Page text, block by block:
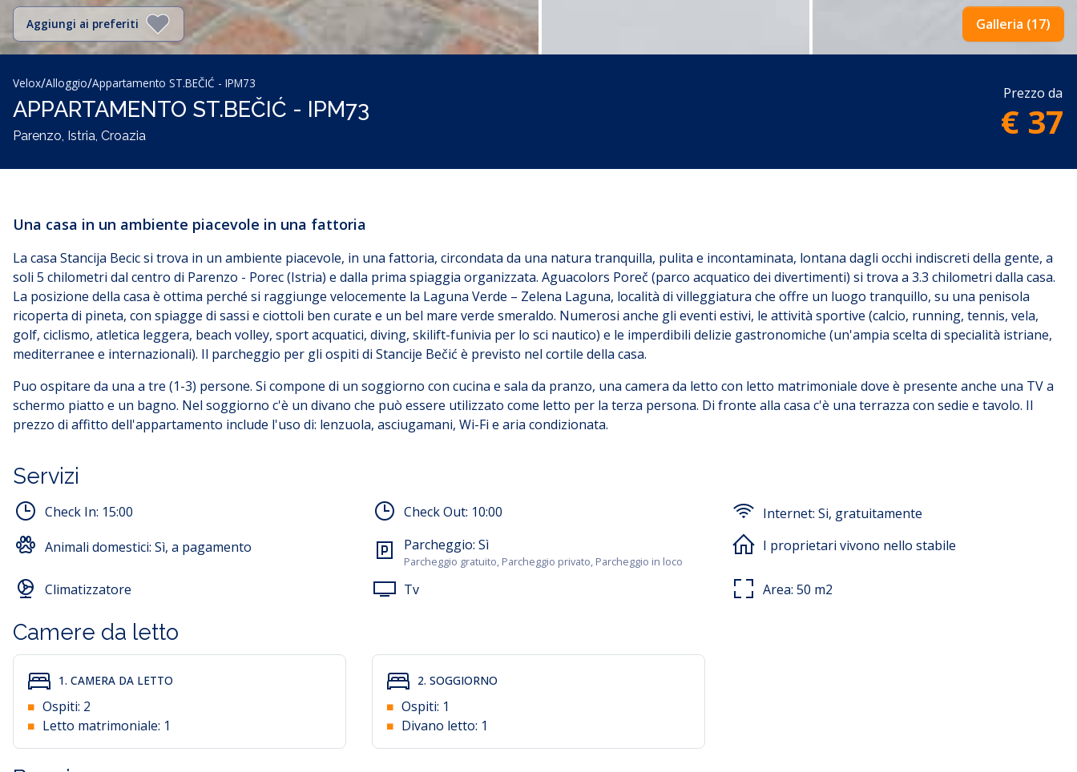
Aggiungi ai preferiti Galleria (17)
Velox/Alloggio/Appartamento ST.BEČIĆ - IPM73
APPARTAMENTO ST.BEČIĆ - IPM73
Parenzo, Istria, Croazia
Prezzo da
€ 37
Una casa in un ambiente piacevole in una fattoria
La casa Stancija Becic si trova in un ambiente piacevole, in una fattoria, circondata da una natura tranquilla, pulita e incontaminata, lontana dagli occhi indiscreti della gente, a
soli 5 chilometri dal centro di Parenzo - Porec (Istria) e dalla prima spiaggia organizzata. Aguacolors Poreč (parco acquatico dei divertimenti) si trova a 3.3 chilometri dalla casa.
La posizione della casa è ottima perché si raggiunge velocemente la Laguna Verde – Zelena Laguna, località di villeggiatura che offre un luogo tranquillo, su una penisola
ricoperta di pineta, con spiagge di sassi e ciottoli ben curate e un bel mare verde smeraldo. Numerosi anche gli eventi estivi, le attività sportive (calcio, running, tennis, vela,
golf, ciclismo, atletica leggera, beach volley, sport acquatici, diving, skilift-funivia per lo sci nautico) e le imperdibili delizie gastronomiche (un'ampia scelta di specialità istriane,
mediterranee e internazionali). Il parcheggio per gli ospiti di Stancije Bečić è previsto nel cortile della casa.
Puo ospitare da una a tre (1-3) persone. Si compone di un soggiorno con cucina e sala da pranzo, una camera da letto con letto matrimoniale dove è presente anche una TV a
schermo piatto e un bagno. Nel soggiorno c'è un divano che può essere utilizzato come letto per la terza persona. Di fronte alla casa c'è una terrazza con sedie e tavolo. Il
prezzo di affitto dell'appartamento include l'uso di: lenzuola, asciugamani, Wi-Fi e aria condizionata.
Servizi
Check In: 15:00 Check Out: 10:00 Internet: Si, gratuitamente
Animali domestici: Sì, a pagamento Parcheggio: Sì
Parcheggio gratuito, Parcheggio privato, Parcheggio in loco
I proprietari vivono nello stabile
Climatizzatore Tv Area: 50 m2
Camere da letto
1. CAMERA DA LETTO
Ospiti: 2
Letto matrimoniale: 1
2. SOGGIORNO
Ospiti: 1
Divano letto: 1